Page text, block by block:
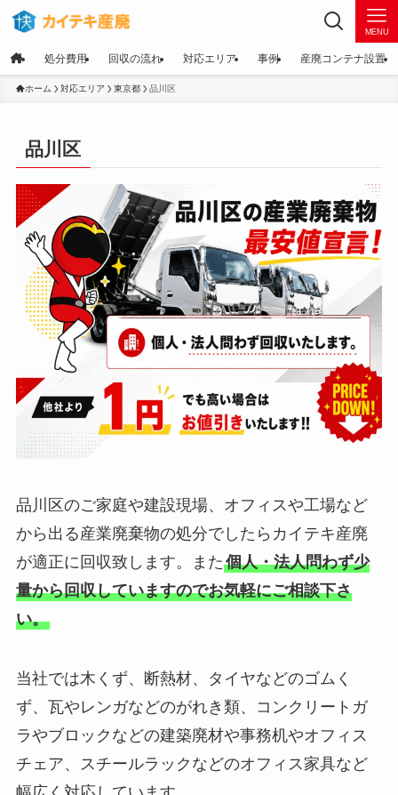
MENU
処分費用 回収の流れ 対応エリア 事例 産廃コンテナ設置
ホーム 対応エリア 東京都 品川区
品川区
品川区のご家庭や建設現場、オフィスや工場など
から出る産業廃棄物の処分でしたらカイテキ産廃
が適正に回収致します。また個人・法人問わず少
量から回収していますのでお気軽にご相談下さ
い。
当社では木くず、断熱材、タイヤなどのゴムく
ず、瓦やレンガなどのがれき類、コンクリートガ
ラやブロックなどの建築廃材や事務机やオフィス
チェア、スチールラックなどのオフィス家具など